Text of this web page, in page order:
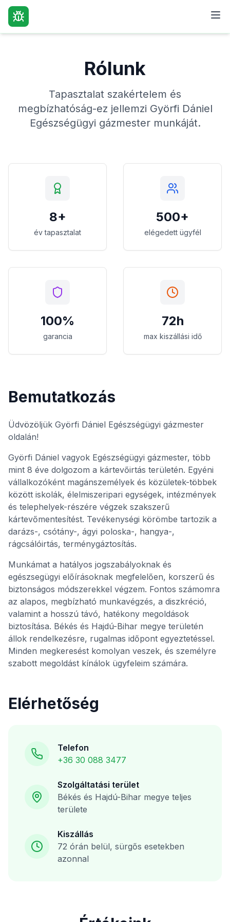
Rólunk
Tapasztalat szakértelem és
megbízhatóság-ez jellemzi Györfi Dániel
Egészségügyi gázmester munkáját.
8+
év tapasztalat
500+
elégedett ügyfél
100%
garancia
72h
max kiszállási idő
Bemutatkozás
Üdvözöljük Györfi Dániel Egészségügyi gázmester
oldalán!
Györfi Dániel vagyok Egészségügyi gázmester, több
mint 8 éve dolgozom a kártevőirtás területén. Egyéni
vállalkozóként magánszemélyek és közületek-többek
között iskolák, élelmiszeripari egységek, intézmények
és telephelyek-részére végzek szakszerű
kártevőmentesítést. Tevékenységi körömbe tartozik a
darázs-, csótány-, ágyi poloska-, hangya-,
rágcsálóirtás, terménygáztosítás.
Munkámat a hatályos jogszabályoknak és
egészsegügyi előírásoknak megfelelően, korszerű és
biztonságos módszerekkel végzem. Fontos számomra
az alapos, megbízható munkavégzés, a diszkréció,
valamint a hosszú távó, hatékony megoldások
biztosítása. Békés és Hajdú-Bihar megye területén
állok rendelkezésre, rugalmas időpont egyeztetéssel.
Minden megkeresést komolyan veszek, és személyre
szabott megoldást kínálok ügyfeleim számára.
Elérhetőség
Telefon
+36 30 088 3477
Szolgáltatási terület
Békés és Hajdú-Bihar megye teljes
területe
Kiszállás
72 órán belül, sürgős esetekben
azonnal